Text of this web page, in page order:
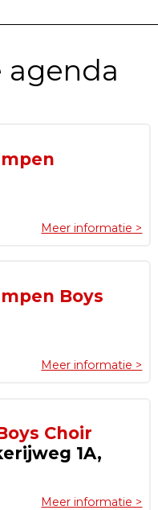
agenda
Meer informatie >
Boys
Meer informatie >
Choir
1A,
Meer informatie >